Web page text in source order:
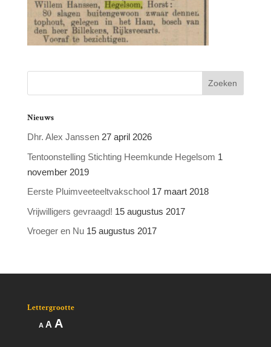
Nieuws
Dhr. Alex Janssen 27 april 2026
Tentoonstelling Stichting Heemkunde Hegelsom 1
november 2019
Eerste Pluimveeteeltvakschool 17 maart 2018
Vrijwilligers gevraagd! 15 augustus 2017
Vroeger en Nu 15 augustus 2017
Lettergrootte
A Lettertype
ALettertype
ALettertype
grootte